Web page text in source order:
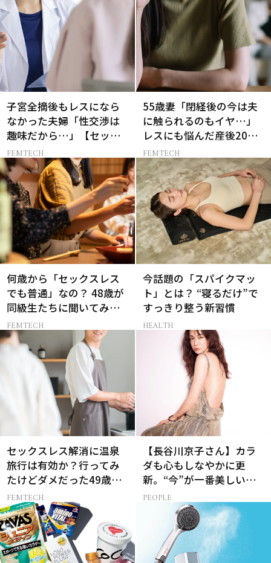
子宮全摘後もレスになら
なかった夫婦「性交渉は
趣味だから…」【セック
スレス AND THE CITY -女
たちの告白-】
FEMTECH
55歳妻「閉経後の今は夫
に触られるのもイヤ…」
レスにも悩んだ産後20年
の葛藤
FEMTECH
何歳から「セックスレス
でも普通」なの？ 48歳が
同級生たちに聞いてみた
ら…
FEMTECH
今話題の「スパイクマッ
ト」とは？ “寝るだけ”で
すっきり整う新習慣
HEALTH
セックスレス解消に温泉
旅行は有効か？行ってみ
たけどダメだった49歳妻
の「思わぬ収穫」
FEMTECH
【長谷川京子さん】カラ
ダも心もしなやかに更
新。“今”が一番美しい
［特別画像集］
PEOPLE